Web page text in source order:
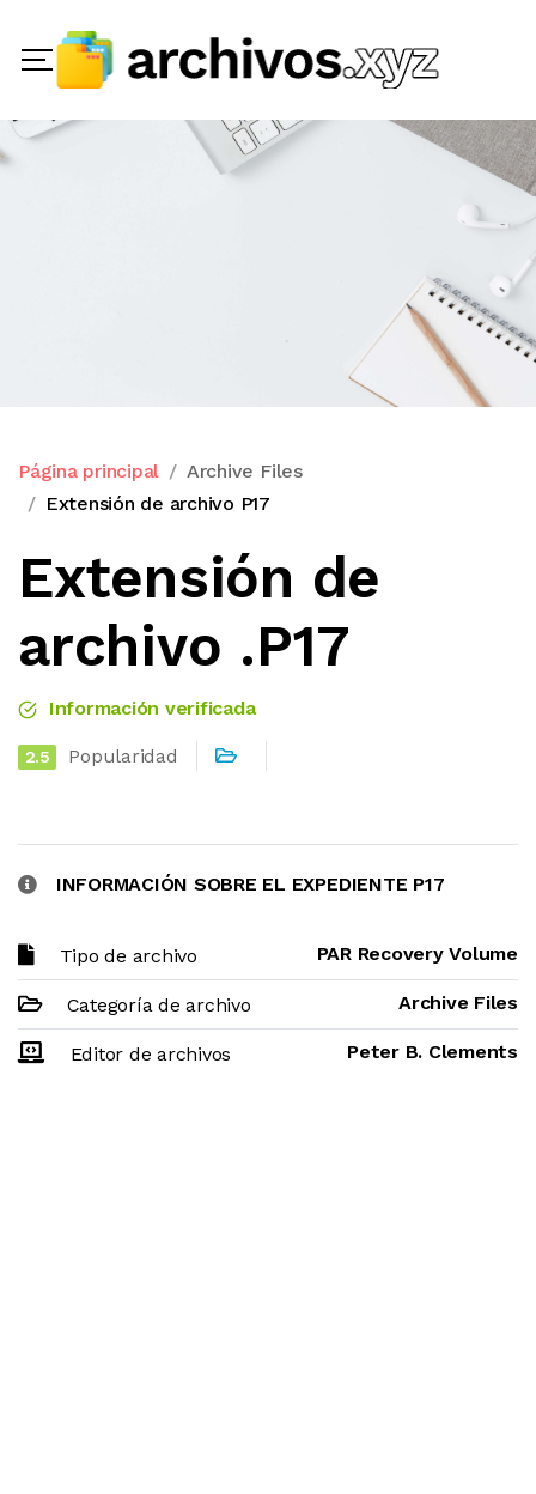
Página principal
Archive Files
Extensión de archivo P17
Extensión de
archivo .P17
Información verificada
2.5 Popularidad
INFORMACIÓN SOBRE EL EXPEDIENTE P17
Tipo de archivo PAR Recovery Volume
Categoría de archivo Archive Files
Editor de archivos Peter B. Clements